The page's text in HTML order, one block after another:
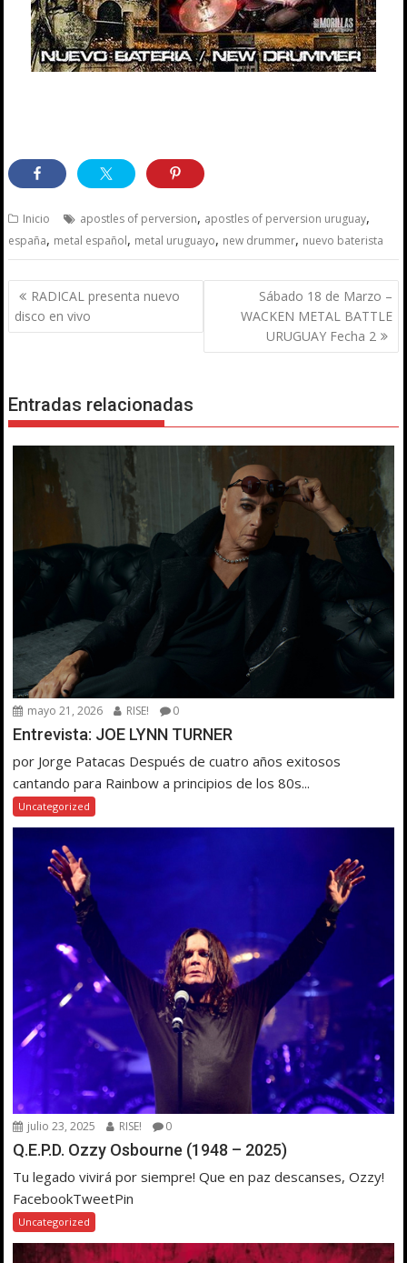
Inicio apostles of perversion, apostles of perversion uruguay,
españa, metal español, metal uruguayo, new drummer, nuevo baterista
Navegación
de
entradas
RADICAL presenta nuevo
disco en vivo
Sábado 18 de Marzo –
WACKEN METAL BATTLE
URUGUAY Fecha 2
Entradas relacionadas
mayo 21, 2026 RISE! 0
Entrevista: JOE LYNN TURNER
por Jorge Patacas Después de cuatro años exitosos
cantando para Rainbow a principios de los 80s...
Uncategorized
julio 23, 2025 RISE! 0
Q.E.P.D. Ozzy Osbourne (1948 – 2025)
Tu legado vivirá por siempre! Que en paz descanses, Ozzy!
FacebookTweetPin
Uncategorized